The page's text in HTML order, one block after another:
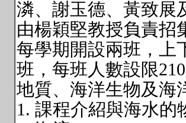
潾、謝玉德、黃致展
由楊穎堅教授負責招
每學期開設兩班，上
班，每班人數設限
地質、海洋生物及海
1. 課程介紹與海水的